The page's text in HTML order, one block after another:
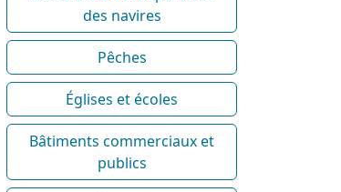
des navires
Pêches
Églises et écoles
Bâtiments commerciaux et
publics